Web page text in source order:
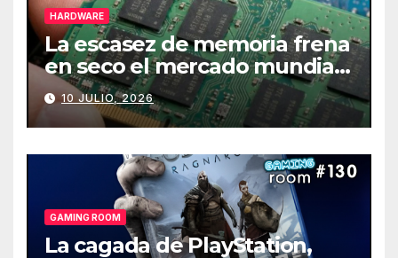
HARDWARE
La escasez de memoria frena
en seco el mercado mundial
de PCs
10 JULIO, 2026
GAMING ROOM
La cagada de PlayStation,